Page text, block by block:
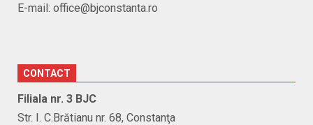
E-mail: office@bjconstanta.ro
CONTACT
Filiala nr. 3 BJC
Str. I. C.Brătianu nr. 68, Constanţa